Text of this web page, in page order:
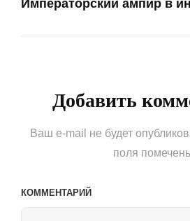
Императорский ампир в
Добавить
Ваш e-mail не будет
поля
КОММЕНТАРИЙ